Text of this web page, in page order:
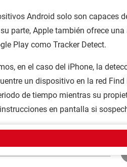
Android solo son capaces
parte, Apple también ofrece
Play como Tracker Detect.
en el caso del iPhone, la
un dispositivo en la red
de tiempo mientras su
en pantalla si